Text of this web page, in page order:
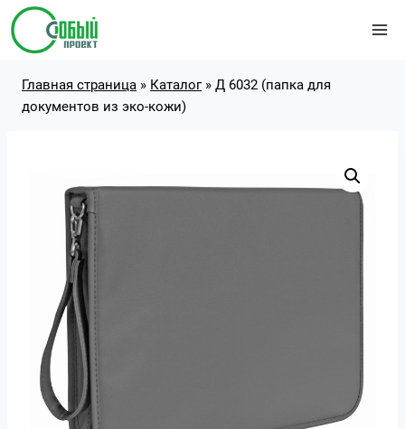
Перейти
содержимому
Главная страница » Каталог» Д 6032 (папка для
документов из эко-кожи)